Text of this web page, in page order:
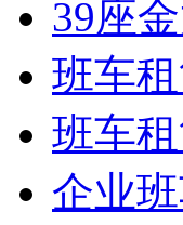
39座
班车
班车
企业